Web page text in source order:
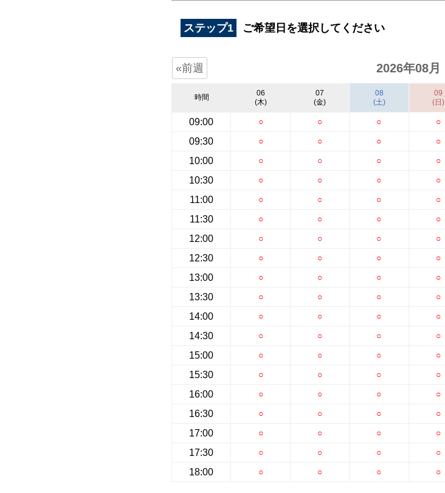
ステップ1 ご希望日を選択してください
«前週 2026年08月
時間
09:00
09:30
10:00
10:30
11:00
11:30
12:00
12:30
13:00
13:30
14:00
14:30
15:00
15:30
16:00
16:30
17:00
17:30
18:00
06
(木)
○
○
○
○
○
○
○
○
○
○
○
○
○
○
○
○
○
○
○
07
(金)
○
○
○
○
○
○
○
○
○
○
○
○
○
○
○
○
○
○
○
08
(土)
○
○
○
○
○
○
○
○
○
○
○
○
○
○
○
○
○
○
○
09
(日)
○
○
○
○
○
○
○
○
○
○
○
○
○
○
○
○
○
○
○